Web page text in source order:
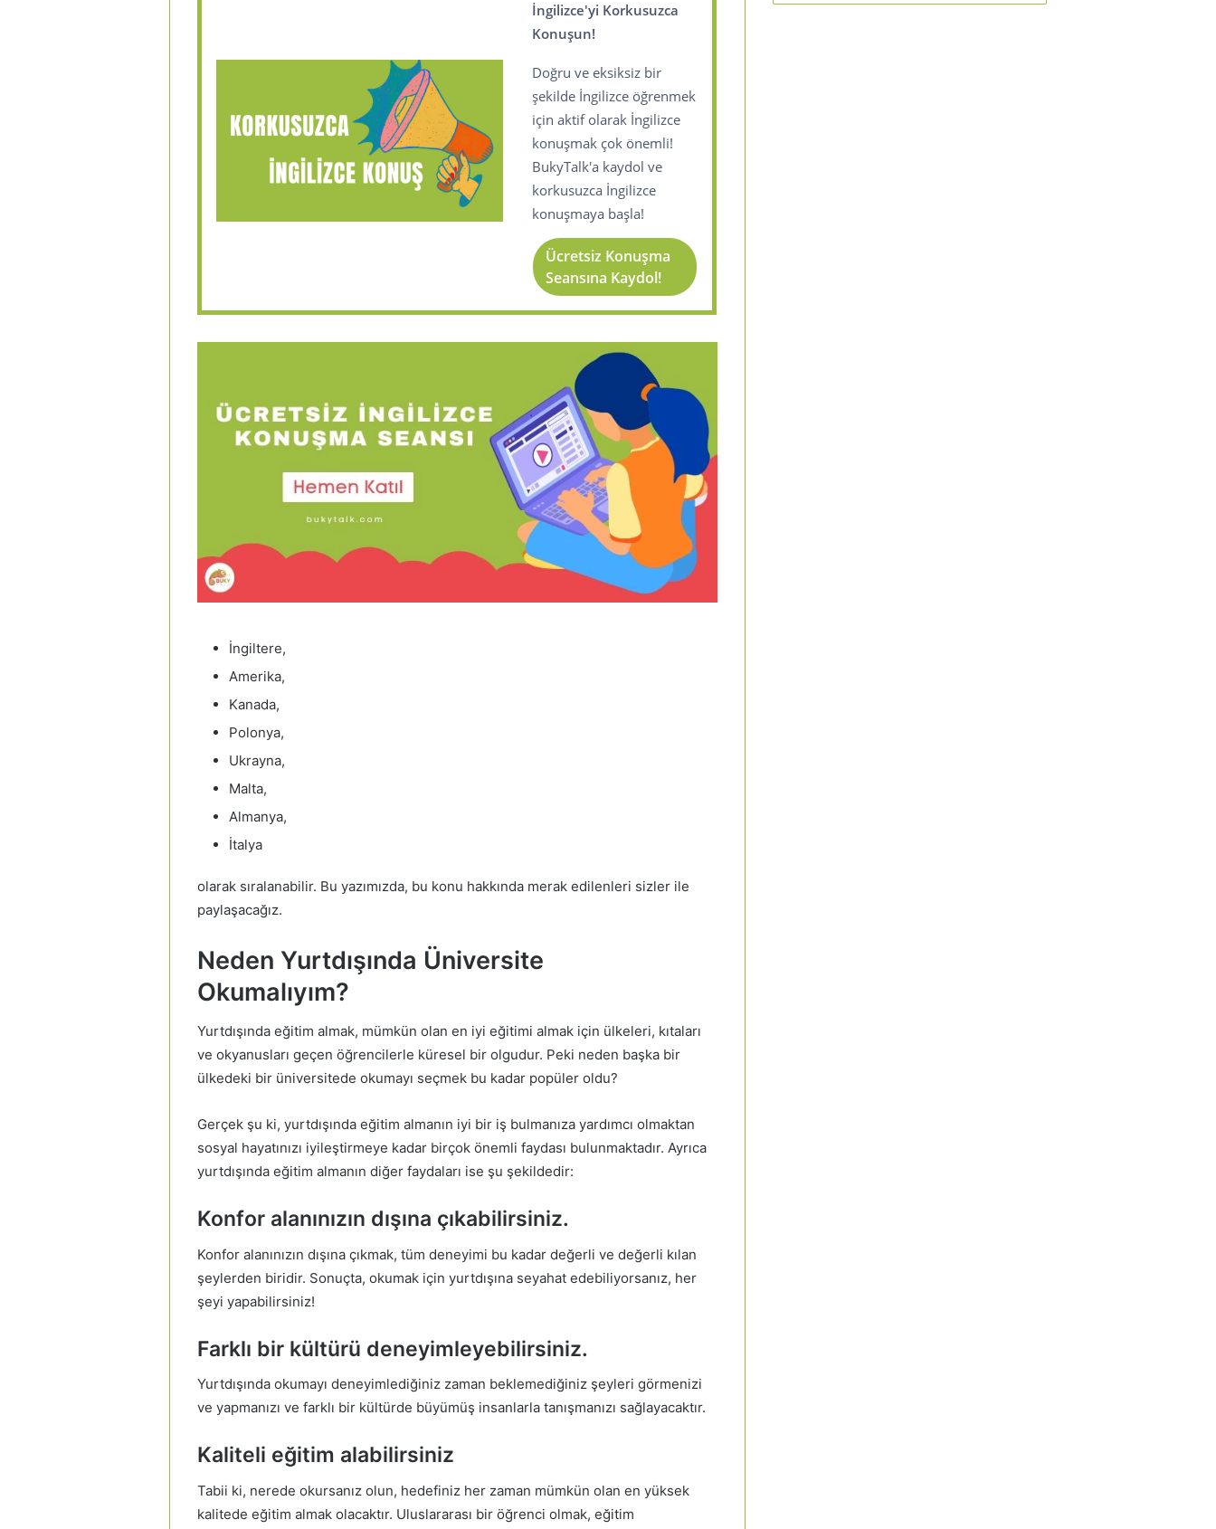
İngilizce'yi Korkusuzca
Konuşun!
Doğru ve eksiksiz bir
şekilde İngilizce öğrenmek
için aktif olarak İngilizce
konuşmak çok önemli!
BukyTalk'a kaydol ve
korkusuzca İngilizce
konuşmaya başla!
Ücretsiz Konuşma
Seansına Kaydol!
İngiltere,
Amerika,
Kanada,
Polonya,
Ukrayna,
Malta,
Almanya,
İtalya
olarak sıralanabilir. Bu yazımızda, bu konu hakkında merak edilenleri sizler ile
paylaşacağız.
Neden Yurtdışında Üniversite
Okumalıyım?
Yurtdışında eğitim almak, mümkün olan en iyi eğitimi almak için ülkeleri, kıtaları
ve okyanusları geçen öğrencilerle küresel bir olgudur. Peki neden başka bir
ülkedeki bir üniversitede okumayı seçmek bu kadar popüler oldu?
Gerçek şu ki, yurtdışında eğitim almanın iyi bir iş bulmanıza yardımcı olmaktan
sosyal hayatınızı iyileştirmeye kadar birçok önemli faydası bulunmaktadır. Ayrıca
yurtdışında eğitim almanın diğer faydaları ise şu şekildedir:
Konfor alanınızın dışına çıkabilirsiniz.
Konfor alanınızın dışına çıkmak, tüm deneyimi bu kadar değerli ve değerli kılan
şeylerden biridir. Sonuçta, okumak için yurtdışına seyahat edebiliyorsanız, her
şeyi yapabilirsiniz!
Farklı bir kültürü deneyimleyebilirsiniz.
Yurtdışında okumayı deneyimlediğiniz zaman beklemediğiniz şeyleri görmenizi
ve yapmanızı ve farklı bir kültürde büyümüş insanlarla tanışmanızı sağlayacaktır.
Kaliteli eğitim alabilirsiniz
Tabii ki, nerede okursanız olun, hedefiniz her zaman mümkün olan en yüksek
kalitede eğitim almak olacaktır. Uluslararası bir öğrenci olmak, eğitim